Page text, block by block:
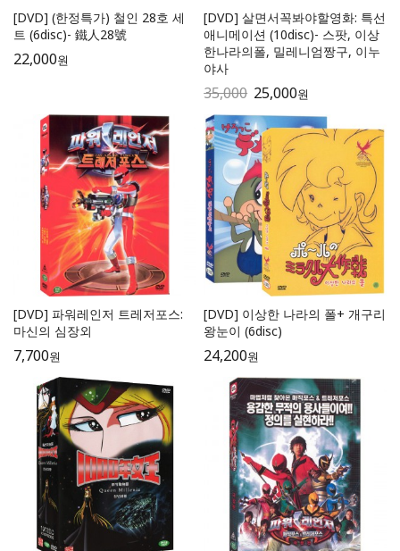
[DVD] (한정특가) 철인 28호 세
트 (6disc)- 鐵人28號
22,000원
[DVD] 살면서꼭봐야할영화: 특선
애니메이션 (10disc)- 스팟, 이상
한나라의폴, 밀레니엄짱구, 이누
야사
35,000 25,000원
[DVD] 파워레인저 트레저포스:
마신의 심장외
7,700원
[DVD] 이상한 나라의 폴+ 개구리
왕눈이 (6disc)
24,200원